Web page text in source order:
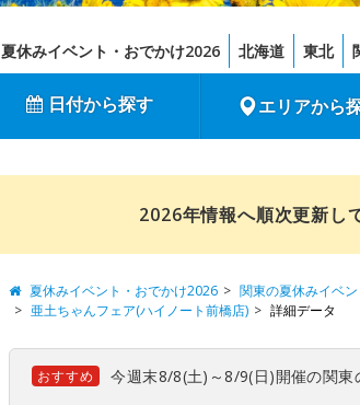
夏休みイベント・おでかけ2026 北海道 東北
日付から探す エリアから
2026年情報へ順次更新し
夏休みイベント・おでかけ2026 関東の夏休みイベ
亜土ちゃんフェア(ハイノート前橋店)
詳細データ
おすすめ 今週末8/8(土)～8/9(日)開催の関東